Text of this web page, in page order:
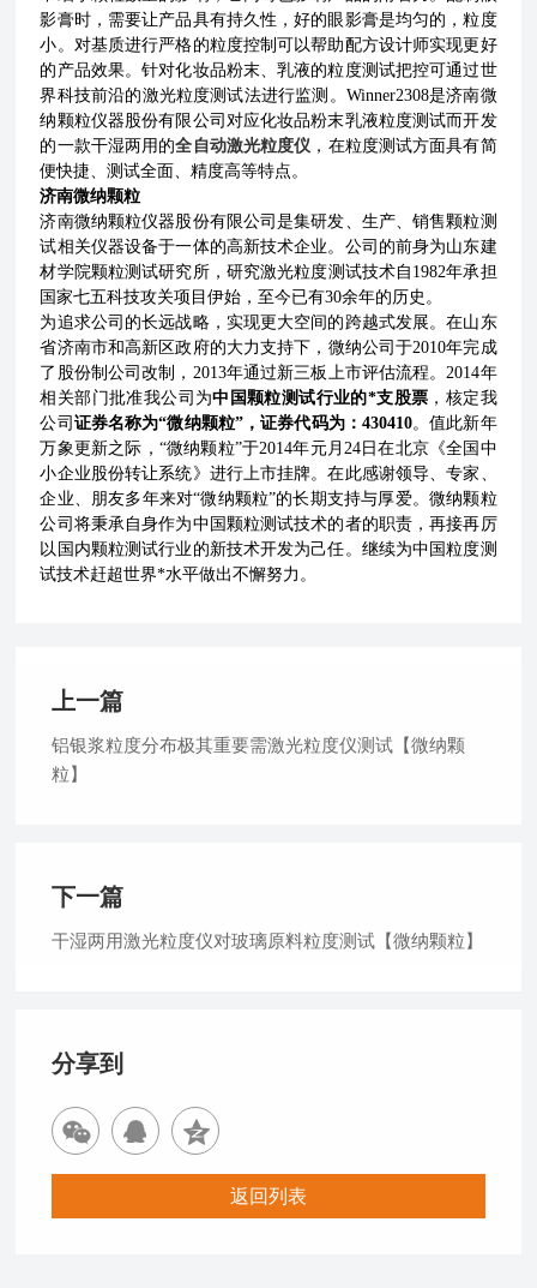
影膏时，需要让产品具有持久性，好的眼影膏是均匀的，粒度
小。对基质进行严格的粒度控制可以帮助配方设计师实现更好
的产品效果。针对化妆品粉末、乳液的粒度测试把控可通过世
界科技前沿的激光粒度测试法进行监测。Winner2308是济南微
纳颗粒仪器股份有限公司对应化妆品粉末乳液粒度测试而开发
的一款干湿两用的全自动激光粒度仪 ， 在粒度测试方面具有简
便快捷、测试全面、精度高等特点。
济南微纳颗粒
济南微纳颗粒仪器股份有限公司是集研发、生产、销售颗粒测
试相关仪器设备于一体的高新技术企业。公司的前身为山东建
材学院颗粒测试研究所，研究激光粒度测试技术自1982年承担
国家七五科技攻关项目伊始，至今已有30余年的历史。
为追求公司的长远战略，实现更大空间的跨越式发展。在山东
省济南市和高新区政府的大力支持下，微纳公司于2010年完成
了股份制公司改制，2013年通过新三板上市评估流程。2014年
相关部门批准我公司为中国颗粒测试行业的*支股票 ，核定我
公司 证券名称为“微纳颗粒”，证券代码为：430410。值此新年
万象更新之际，“微纳颗粒”于2014年元月24日在北京《全国中
小企业股份转让系统》进行上市挂牌。在此感谢领导、专家、
企业、朋友多年来对“微纳颗粒”的长期支持与厚爱。 微纳颗粒
公司将秉承自身作为中国颗粒测试技术的者的职责，再接再厉
以国内颗粒测试行业的新技术开发为己任。继续为中国粒度测
试技术赶超世界*水平做出不懈努力。
上一篇
铝银浆粒度分布极其重要需激光粒度仪测试【微纳颗
粒】
下一篇
干湿两用激光粒度仪对玻璃原料粒度测试【微纳颗粒】
分享到
返回列表